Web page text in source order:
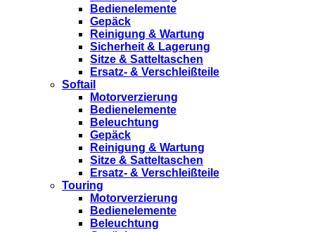
Bedienelemente
Gepäck
Reinigung & Wartung
Sicherheit & Lagerung
Sitze & Satteltaschen
Ersatz- & Verschleißteile
Softail
Motorverzierung
Bedienelemente
Beleuchtung
Gepäck
Reinigung & Wartung
Sitze & Satteltaschen
Ersatz- & Verschleißteile
Touring
Motorverzierung
Bedienelemente
Beleuchtung